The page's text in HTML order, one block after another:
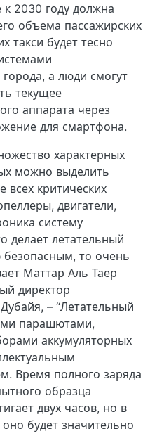
2030 году должна
объема пассажирских
такси будет тесно
а люди смогут
текущее
аппарата через
для смартфона.
характерных
можно выделить
всех критических
двигатели,
систему
делает летательный
то очень
Маттар Аль Таер
директор
– “Летательный
парашютами,
аккумуляторных
Время полного заряда
образца
двух часов, но в
будет значительно